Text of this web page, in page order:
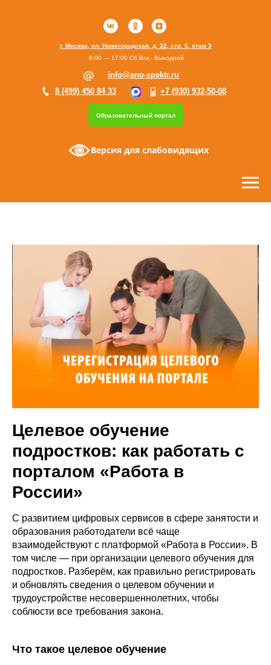
Образовательный портал
г. Москва, ул. Нижегородская, д. 32, стр. 5, этаж 3
+7 (930) 932-50-08
8 (499) 450 84 33
info@ano-spektr.ru
9:00 — 17:00 Сб,Вск - Выходной
Версия для слабовидящих
Целевое обучение
подростков: как работать с
порталом «Работа в
России»
С развитием цифровых сервисов в сфере занятости и
образования работодатели всё чаще
взаимодействуют с платформой «Работа в России». В
том числе — при организации целевого обучения для
подростков. Разберём, как правильно регистрировать
и обновлять сведения о целевом обучении и
трудоустройстве несовершеннолетних, чтобы
соблюсти все требования закона.
Что такое целевое обучение